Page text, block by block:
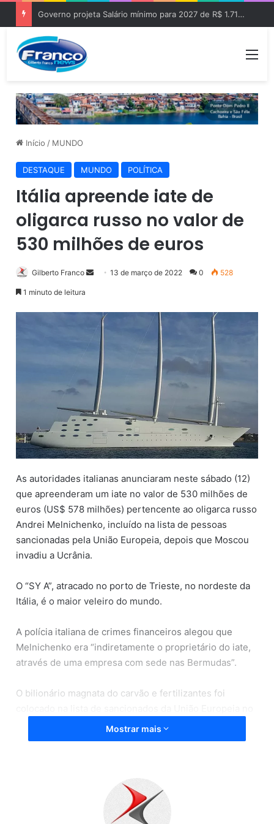
Governo projeta Salário mínimo para 2027 de R$ 1.717 “Aumento de R$ 96”
Início / MUNDO
DESTAQUE MUNDO POLÍTICA
Itália apreende iate de
oligarca russo no valor de
530 milhões de euros
Gilberto Franco
m
e
-
m
a
i
l
13 de março de 2022 0 528
1 minuto de leitura
As autoridades italianas anunciaram neste sábado (12)
que apreenderam um iate no valor de 530 milhões de
euros (US$ 578 milhões) pertencente ao oligarca russo
Andrei Melnichenko, incluído na lista de pessoas
sancionadas pela União Europeia, depois que Moscou
invadiu a Ucrânia.
O “SY A”, atracado no porto de Trieste, no nordeste da
Itália, é o maior veleiro do mundo.
A polícia italiana de crimes financeiros alegou que
Melnichenko era “indiretamente o proprietário do iate,
através de uma empresa com sede nas Bermudas”.
O bilionário magnata do carvão e fertilizantes foi
início desta semana, com seus bens congelados e seu
visto banido.
milhões de euros (US$ 152 milhões) em propriedades
de outros oligarcas russos, incluindo o “Lady M Yacht”
de 65 milhões de euros (US$ 70 milhões), comandado
Mostrar mais